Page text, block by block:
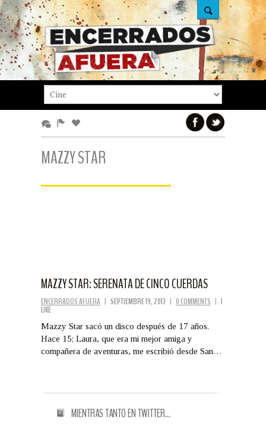
MAZZY STAR
MAZZY STAR: SERENATA DE CINCO CUERDAS
ENCERRADOS AFUERA | SEPTIEMBRE 19, 2013 | 0 COMMENTS | 1
LIKE
Mazzy Star sacó un disco después de 17 años.
Hace 15; Laura, que era mi mejor amiga y
compañera de aventuras, me escribió desde San…
MIENTRAS TANTO EN TWITTER…